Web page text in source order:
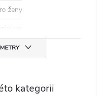
ženy
kategorii